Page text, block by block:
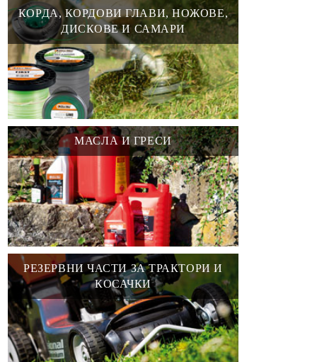
КОРДА, КОРДОВИ ГЛАВИ, НОЖОВЕ,
ДИСКОВЕ И САМАРИ
МАСЛА И ГРЕСИ
РЕЗЕРВНИ ЧАСТИ ЗА ТРАКТОРИ И
КОСАЧКИ